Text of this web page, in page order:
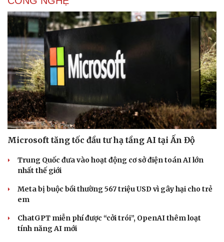
Microsoft tăng tốc đầu tư hạ tầng AI tại Ấn Độ
Trung Quốc đưa vào hoạt động cơ sở điện toán AI lớn
nhất thế giới
Meta bị buộc bồi thường 567 triệu USD vì gây hại cho trẻ
em
ChatGPT miễn phí được “cởi trói”, OpenAI thêm loạt
tính năng AI mới